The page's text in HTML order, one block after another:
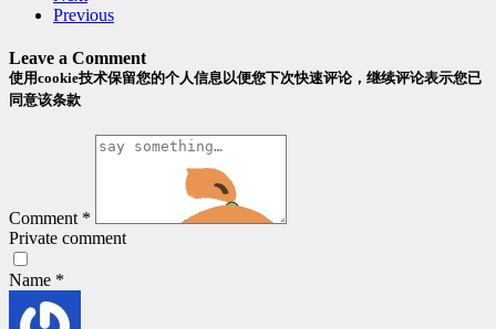
Previous
Leave a Comment
使用cookie技术保留您的个人信息以便您下次快速评论，继续评论表示您已
同意该条款
Comment *
Private comment
Name *